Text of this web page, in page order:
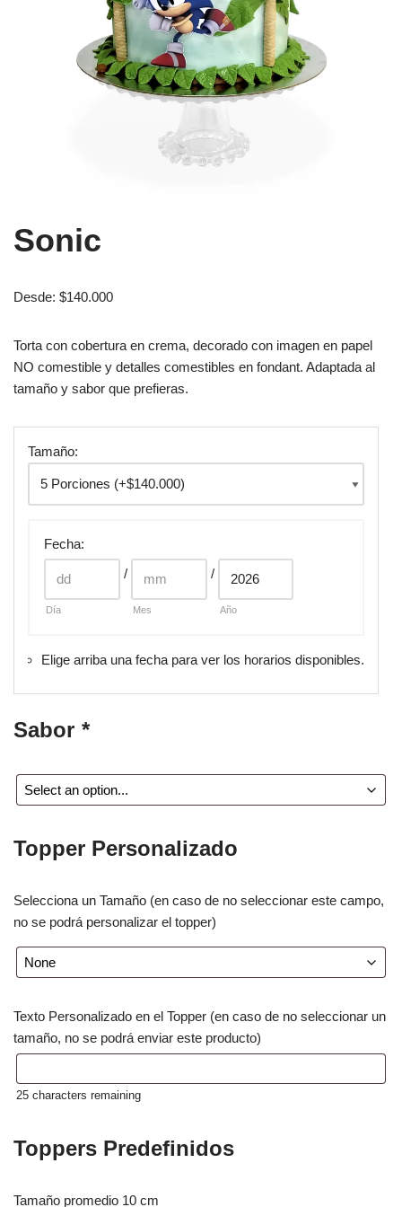
Sonic
Desde: $140.000
Torta con cobertura en crema, decorado con imagen en papel
NO comestible y detalles comestibles en fondant. Adaptada al
tamaño y sabor que prefieras.
Tamaño:
Fecha:
Día
/
Mes
/
Año
Elige arriba una fecha para ver los horarios disponibles.
Sabor *
Topper Personalizado
Selecciona un Tamaño (en caso de no seleccionar este campo,
no se podrá personalizar el topper)
Texto Personalizado en el Topper (en caso de no seleccionar un
tamaño, no se podrá enviar este producto)
25 characters remaining
Toppers Predefinidos
Tamaño promedio 10 cm